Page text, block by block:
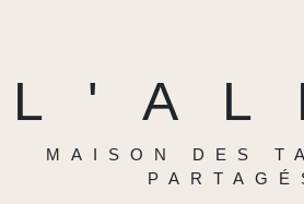
MAISON DES